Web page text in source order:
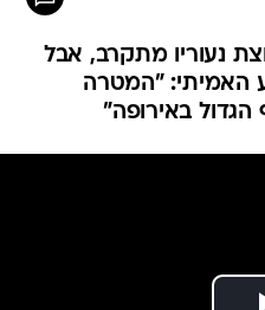
נעוריו מתקרב, אבל
האמיתי: "המטרה
באירופה"